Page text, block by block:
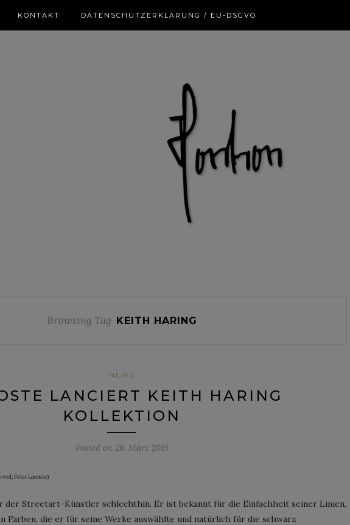
KONTAKT DATENSCHUTZERKLÄRUNG / EU-DSGVO
Browsing Tag KEITH HARING
NEWS
LANCIERT KEITH HARING
KOLLEKTION
Posted on 28. März 2019
Foto: Lacoste)
der Streetart-Künstler schlechthin. Er ist bekannt für die Einfachheit seiner Linien,
Farben, die er für seine Werke auswählte und natürlich für die schwarz